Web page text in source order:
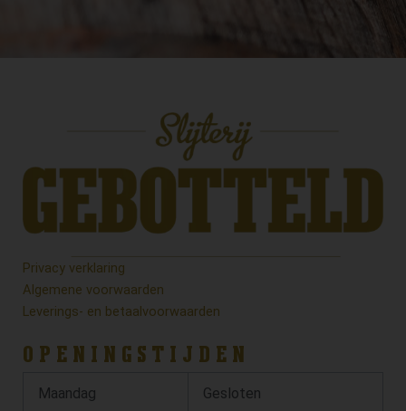
Privacy verklaring
Algemene voorwaarden
Leverings- en betaalvoorwaarden
OPENINGSTIJDEN
Maandag Gesloten